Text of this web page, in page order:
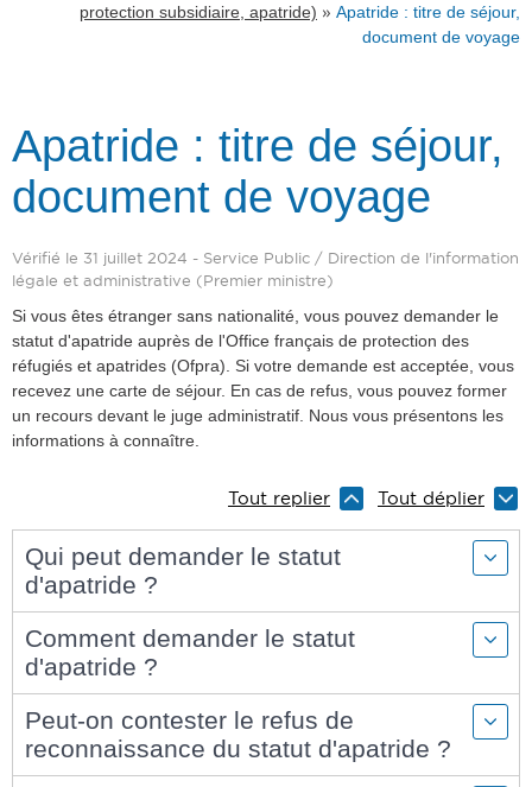
protection subsidiaire, apatride) » Apatride : titre de séjour,
document de voyage
Apatride : titre de séjour,
document de voyage
Vérifié le 31 juillet 2024 - Service Public / Direction de l'information
légale et administrative (Premier ministre)
Si vous êtes étranger sans nationalité, vous pouvez demander le
statut d'apatride auprès de l'Office français de protection des
réfugiés et apatrides (Ofpra). Si votre demande est acceptée, vous
recevez une carte de séjour. En cas de refus, vous pouvez former
un recours devant le juge administratif. Nous vous présentons les
informations à connaître.
Tout replier Tout déplier
Qui peut demander le statut
d'apatride ?
Comment demander le statut
d'apatride ?
Peut-on contester le refus de
reconnaissance du statut d'apatride ?